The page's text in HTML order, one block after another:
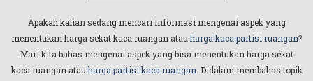
Apakah kalian sedang mencari informasi mengenai aspek yang
menentukan harga sekat kaca ruangan atau harga kaca partisi ruangan?
Mari kita bahas mengenai aspek yang bisa menentukan harga sekat
kaca ruangan atau harga partisi kaca ruangan . Didalam membahas topik